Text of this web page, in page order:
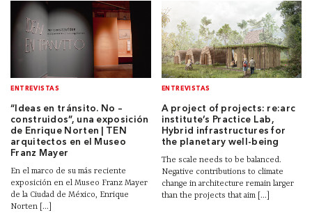
ENTREVISTAS
“Ideas en tránsito. No –
construidos”, una exposición
de Enrique Norten | TEN
arquitectos en el Museo
Franz Mayer
En el marco de su más reciente
exposición en el Museo Franz Mayer
de la Ciudad de México, Enrique
Norten [...]
ENTREVISTAS
A project of projects: re:arc
institute’s Practice Lab,
Hybrid infrastructures for
the planetary well-being
The scale needs to be balanced.
Negative contributions to climate
change in architecture remain larger
than the projects that aim [...]